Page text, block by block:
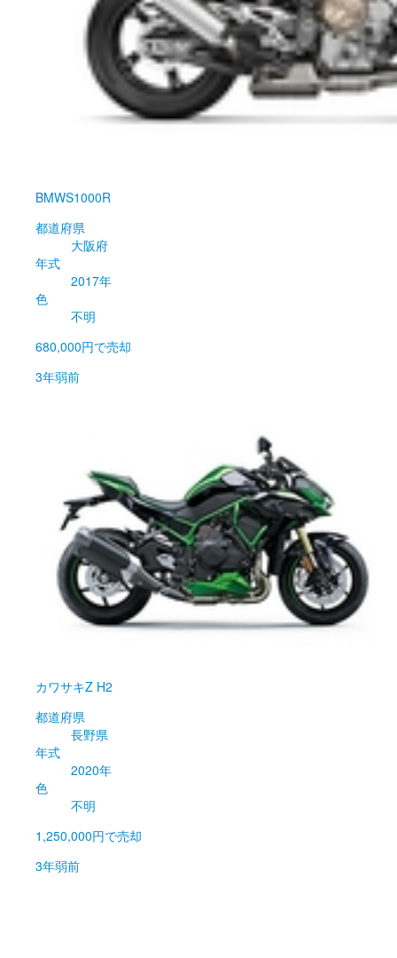
BMWS1000R
都道府県
大阪府
年式
2017年
色
不明
680,000円で売却
3年弱前
カワサキZ H2
都道府県
長野県
年式
2020年
色
不明
1,250,000円で売却
3年弱前